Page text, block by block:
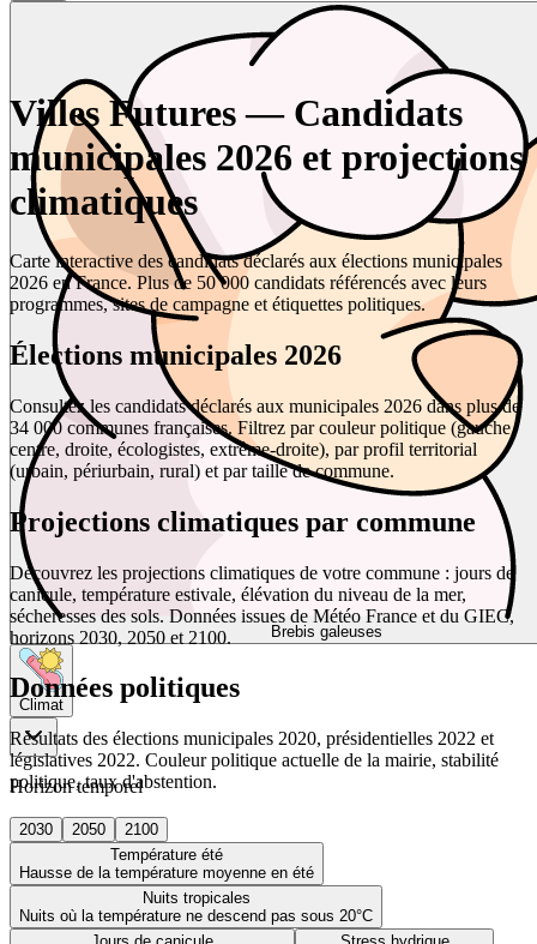
Brebis galeuses
Climat
Horizon temporel
2030 2050
2100
Température été
Hausse de la température moyenne en été
Nuits tropicales
Nuits où la température ne descend pas sous 20°C
Villes Futures — Candidats
municipales 2026 et projections
climatiques
Carte interactive des candidats déclarés aux élections municipales
2026 en France. Plus de 50 000 candidats référencés avec leurs
programmes, sites de campagne et étiquettes politiques.
Élections municipales 2026
Consultez les candidats déclarés aux municipales 2026 dans plus de
34 000 communes françaises. Filtrez par couleur politique (gauche,
centre, droite, écologistes, extrême-droite), par profil territorial
(urbain, périurbain, rural) et par taille de commune.
Projections climatiques par commune
Découvrez les projections climatiques de votre commune : jours de
canicule, température estivale, élévation du niveau de la mer,
sécheresses des sols. Données issues de Météo France et du GIEC,
horizons 2030, 2050 et 2100.
Données politiques
Résultats des élections municipales 2020, présidentielles 2022 et
législatives 2022. Couleur politique actuelle de la mairie, stabilité
politique, taux d'abstention.